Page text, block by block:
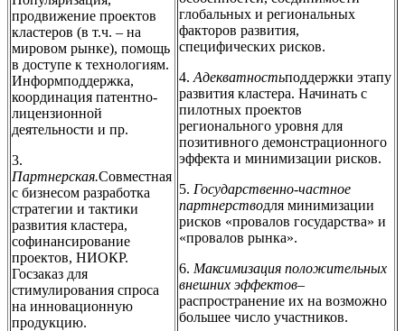
продвижение проектов
кластеров (в т.ч. – на
мировом рынке), помощь
в доступе к технологиям.
Информподдержка,
координация патентно-
лицензионной
деятельности и пр.
3.
Партнерская.Совместная
с бизнесом разработка
стратегии и тактики
развития кластера,
софинансирование
проектов, НИОКР.
Госзаказ для
стимулирования спроса
на инновационную
продукцию.
глобальных и региональных
факторов развития,
специфических рисков.
4. Адекватностьподдержки этапу
развития кластера. Начинать с
пилотных проектов
регионального уровня для
позитивного демонстрационного
эффекта и минимизации рисков.
5. Государственно-частное
партнерстводля минимизации
рисков «провалов государства» и
«провалов рынка».
6. Максимизация положительных
внешних эффектов–
распространение их на возможно
большее число участников.